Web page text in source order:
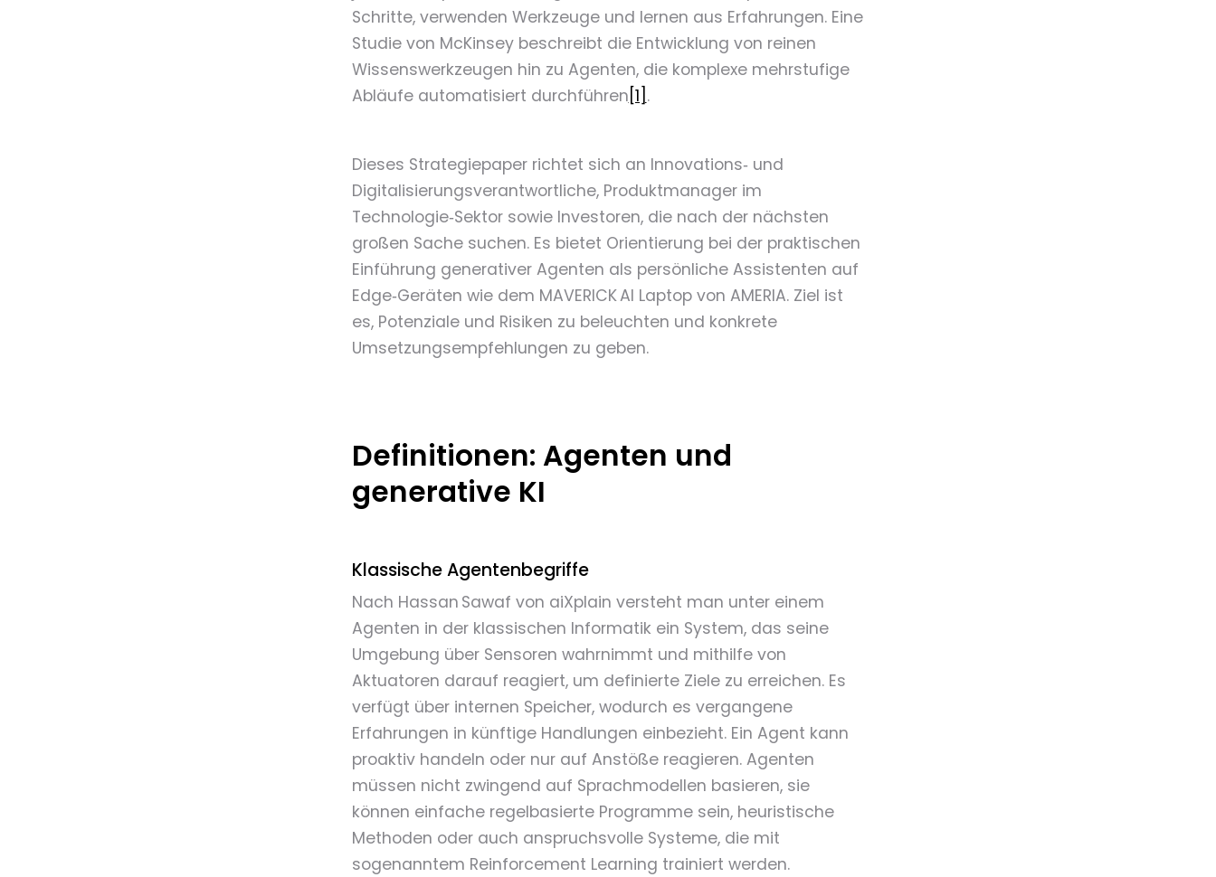
Schritte, verwenden Werkzeuge und lernen aus Erfahrungen. Eine
Studie von McKinsey beschreibt die Entwicklung von reinen
Wissenswerkzeugen hin zu Agenten, die komplexe mehrstufige
Abläufe automatisiert durchführen [1] .
Dieses Strategiepaper richtet sich an Innovations‑ und
Digitalisierungsverantwortliche, Produktmanager im
Technologie‑Sektor sowie Investoren, die nach der nächsten
großen Sache suchen. Es bietet Orientierung bei der praktischen
Einführung generativer Agenten als persönliche Assistenten auf
Edge‑Geräten wie dem MAVERICK AI Laptop von AMERIA. Ziel ist
es, Potenziale und Risiken zu beleuchten und konkrete
Umsetzungsempfehlungen zu geben.
Definitionen: Agenten und
generative KI
Klassische Agentenbegriffe
Nach Hassan Sawaf von aiXplain versteht man unter einem
Agenten in der klassischen Informatik ein System, das seine
Umgebung über Sensoren wahrnimmt und mithilfe von
Aktuatoren darauf reagiert, um definierte Ziele zu erreichen. Es
verfügt über internen Speicher, wodurch es vergangene
Erfahrungen in künftige Handlungen einbezieht. Ein Agent kann
proaktiv handeln oder nur auf Anstöße reagieren. Agenten
müssen nicht zwingend auf Sprachmodellen basieren, sie
können einfache regelbasierte Programme sein, heuristische
Methoden oder auch anspruchsvolle Systeme, die mit
sogenanntem Reinforcement Learning trainiert werden.